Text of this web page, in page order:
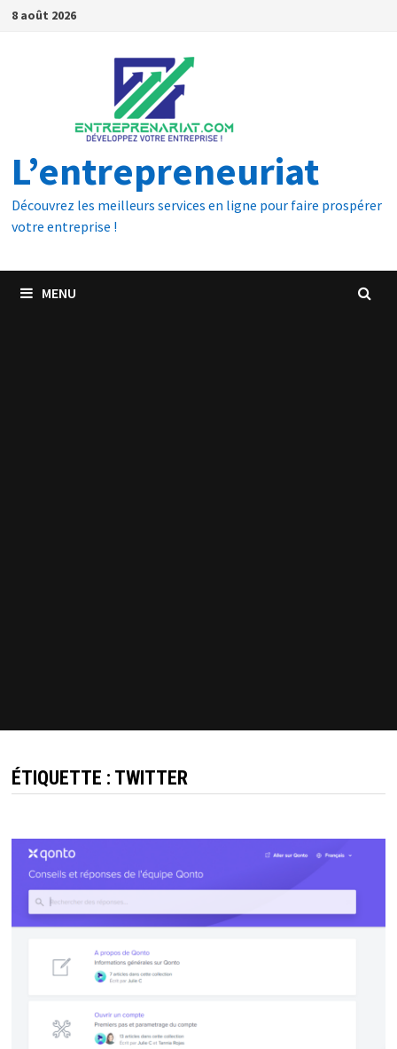
8 août 2026
L’entrepreneuriat
Découvrez les meilleurs services en ligne pour faire prospérer
votre entreprise !
MENU
ÉTIQUETTE : TWITTER